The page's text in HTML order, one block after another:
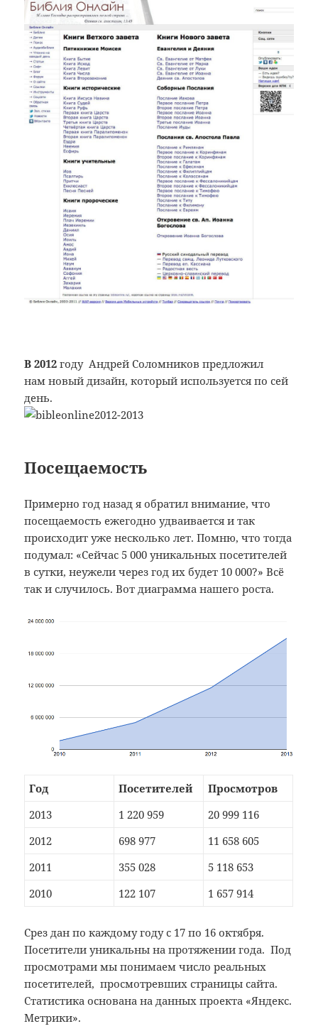
В 2012 году Андрей Соломников предложил
нам новый дизайн, который используется по сей
день.
Посещаемость
Примерно год назад я обратил внимание, что
посещаемость ежегодно удваивается и так
происходит уже несколько лет. Помню, что тогда
подумал: «Сейчас 5 000 уникальных посетителей
в сутки, неужели через год их будет 10 000?» Всё
так и случилось. Вот диаграмма нашего роста.
Год Посетителей
Просмотров
2013
1 220 959
20 999 116
2012
698 977
11 658 605
2011
355 028
5 118 653
2010
122 107 1 657 914
Срез дан по каждому году с 17 по 16 октября.
Посетители уникальны на протяжении года. Под
просмотрами мы понимаем число реальных
посетителей, просмотревших страницы сайта.
Статистика основана на данных проекта «Яндекс.
Метрики».